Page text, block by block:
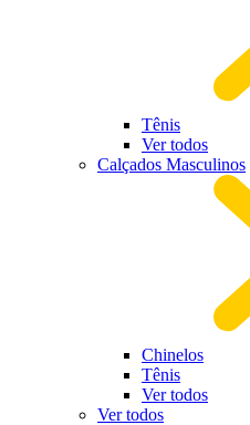
Tênis
Ver todos
Calçados Masculinos
Chinelos
Tênis
Ver todos
Ver todos